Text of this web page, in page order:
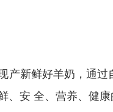
产新鲜好羊奶，通
、安 全、营养、健康